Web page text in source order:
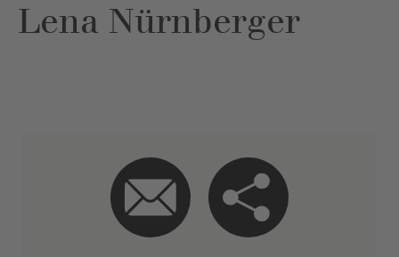
Lena Nürnberger